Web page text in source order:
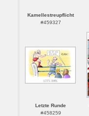
Kamellestreupflicht
#459327
Letzte Runde
#458259